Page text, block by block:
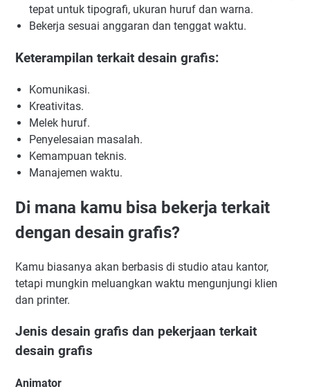
tepat untuk tipografi, ukuran huruf dan warna.
Bekerja sesuai anggaran dan tenggat waktu.
Keterampilan terkait desain grafis:
Komunikasi.
Kreativitas.
Melek huruf.
Penyelesaian masalah.
Kemampuan teknis.
Manajemen waktu.
Di mana kamu bisa bekerja terkait
dengan desain grafis?
Kamu biasanya akan berbasis di studio atau kantor,
tetapi mungkin meluangkan waktu mengunjungi klien
dan printer.
Jenis desain grafis dan pekerjaan terkait
desain grafis
Animator